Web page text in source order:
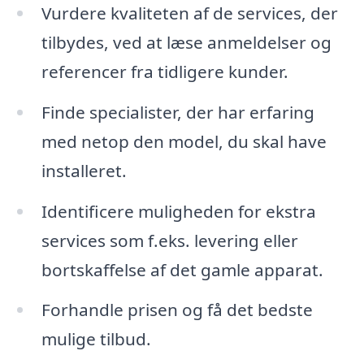
Vurdere kvaliteten af de services, der
tilbydes, ved at læse anmeldelser og
referencer fra tidligere kunder.
Finde specialister, der har erfaring
med netop den model, du skal have
installeret.
Identificere muligheden for ekstra
services som f.eks. levering eller
bortskaffelse af det gamle apparat.
Forhandle prisen og få det bedste
mulige tilbud.